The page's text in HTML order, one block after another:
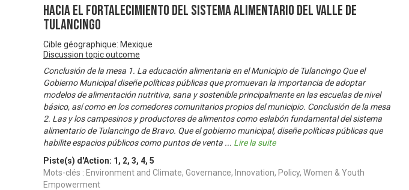
Hacia el fortalecimiento del sistema alimentario del valle de
Tulancingo
Cible géographique: Mexique
Discussion topic outcome
Conclusión de la mesa 1. La educación alimentaria en el Municipio de Tulancingo Que el
Gobierno Municipal diseñe políticas públicas que promuevan la importancia de adoptar
modelos de alimentación nutritiva, sana y sostenible principalmente en las escuelas de nivel
básico, así como en los comedores comunitarios propios del municipio. Conclusión de la mesa
2. Las y los campesinos y productores de alimentos como eslabón fundamental del sistema
alimentario de Tulancingo de Bravo. Que el gobierno municipal, diseñe políticas públicas que
habilite espacios públicos como puntos de venta ... Lire la suite
Piste(s) d'Action: 1 , 2, 3, 4, 5
Mots-clés : Environment and Climate, Governance, Innovation, Policy, Women & Youth
Empowerment